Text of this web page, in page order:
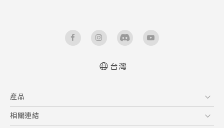
台灣
產品
5G
相關連結